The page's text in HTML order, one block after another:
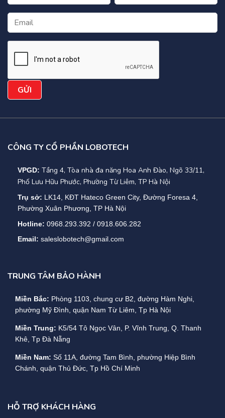
CÔNG TY CỔ PHẦN LOBOTECH
VPGD: Tầng 4, Tòa nhà đa năng Hoa Anh Đào, Ngõ 33/11,
Phố Lưu Hữu Phước, Phường Từ Liêm, TP Hà Nội
Trụ sở: LK14, KĐT Hateco Green City, Đường Foresa 4,
Phường Xuân Phương, TP Hà Nội
Hotline: 0968.293.392 / 0918.606.282
Email: saleslobotech@gmail.com
TRUNG TÂM BẢO HÀNH
Miền Bắc: Phòng 1103, chung cư B2, đường Hàm Nghi,
phường Mỹ Đình, quận Nam Từ Liêm, Tp Hà Nội
Miền Trung: K5/54 Tô Ngọc Vân, P. Vĩnh Trung, Q. Thanh
Khê, Tp Đà Nẵng
Miền Nam: Số 11A, đường Tam Bình, phường Hiệp Bình
Chánh, quận Thủ Đức, Tp Hồ Chí Minh
HỖ TRỢ KHÁCH HÀNG